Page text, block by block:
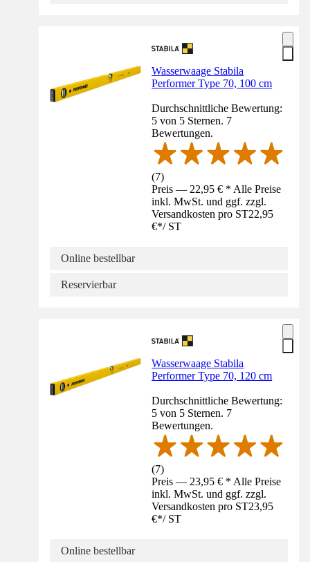
Wasserwaage Stabila
Performer Type 70, 100 cm
Durchschnittliche Bewertung:
5 von 5 Sternen. 7
Bewertungen.
(7)
Preis — 22,95 € * Alle Preise
inkl. MwSt. und ggf. zzgl.
Versandkosten pro ST22,95
€*/ ST
Online bestellbar
Reservierbar
Wasserwaage Stabila
Performer Type 70, 120 cm
Durchschnittliche Bewertung:
5 von 5 Sternen. 7
Bewertungen.
(7)
Preis — 23,95 € * Alle Preise
inkl. MwSt. und ggf. zzgl.
Versandkosten pro ST23,95
€*/ ST
Online bestellbar